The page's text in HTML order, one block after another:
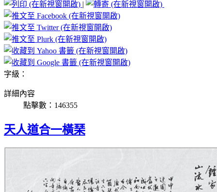
|
字級：
詳細內容
點擊數：146355
天人道合一橫琹